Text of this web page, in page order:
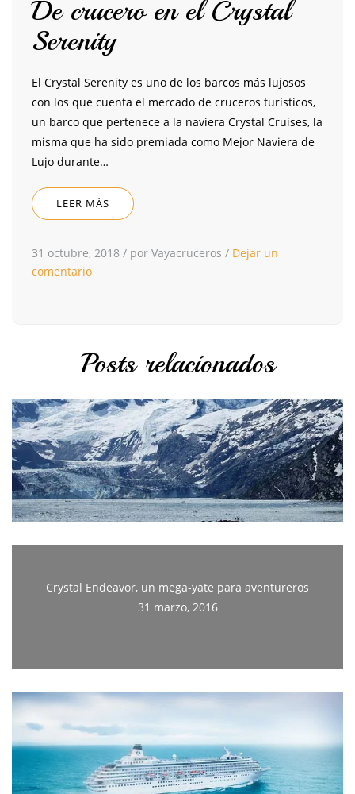
De crucero en el Crystal
Serenity
El Crystal Serenity es uno de los barcos más lujosos
con los que cuenta el mercado de cruceros turísticos,
un barco que pertenece a la naviera Crystal Cruises, la
misma que ha sido premiada como Mejor Naviera de
Lujo durante…
LEER MÁS
31 octubre, 2018 / por Vayacruceros / Dejar un
comentario
Posts relacionados
Crystal Endeavor, un mega-yate para aventureros
31 marzo, 2016